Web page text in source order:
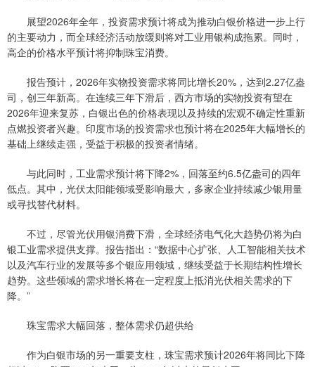
展望2026年全年，投资需求预计将成为推动白银价格进一步上行
的主要动力，而全球经济活动放缓则将对工业用银构成拖累。同时，
高企的价格水平预计将抑制珠宝消费。
报告预计，2026年实物投资需求将同比增长20%，达到2.27亿盎
司，创三年新高。在连续三年下滑后，西方市场的实物投资有望在
2026年迎来复苏，白银出色的价格表现以及持续的宏观不确定性重新
点燃投资者兴趣。印度市场的投资需求也预计将在2025年大幅增长的
基础上继续走强，受益于积极的投资者情绪。
与此同时，工业需求预计将下降2%，回落至约6.5亿盎司的四年
低点。其中，光伏太阳能领域受影响最大，多家企业持续减少银用量
或寻找替代材料。
不过，尽管光伏用银消费下滑，全球经济电气化大趋势仍将为白
银工业需求提供支撑。报告指出：“数据中心扩张、人工智能相关技术
以及汽车行业的发展等多个银应用领域，继续受益于长期结构性增长
趋势。这些领域的需求增长将在一定程度上抵消光伏相关需求的下
降。”
珠宝需求大幅回落，整体需求仍超供给
作为白银市场的另一重要支柱，珠宝需求预计2026年将同比下降